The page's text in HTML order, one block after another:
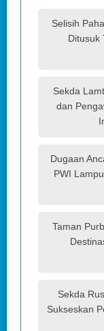
Selisih
Ditusuk
Sekda
dan
Dugaan
PWI
Taman
Sekda
Sukseskan